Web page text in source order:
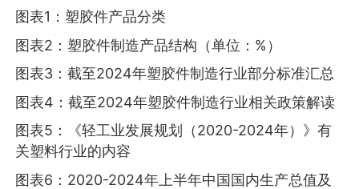
图表1：塑胶件产品分类
图表2：塑胶件制造产品结构（单位：%）
图表3：截至2024年塑胶件制造行业部分标准汇总
图表4：截至2024年塑胶件制造行业相关政策解读
图表5：《轻工业发展规划（2020-2024年）》有
关塑料行业的内容
图表6：2020-2024年上半年中国国内生产总值及